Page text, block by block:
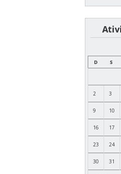
D
S
2 3
9 10
16 17
23 24
30 31